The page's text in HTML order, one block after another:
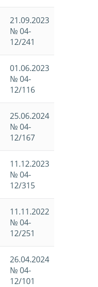
21.09.2023
№ 04-
12/241
01.06.2023
№ 04-
12/116
25.06.2024
№ 04-
12/167
11.12.2023
№ 04-
12/315
11.11.2022
№ 04-
12/251
26.04.2024
№ 04-
12/101